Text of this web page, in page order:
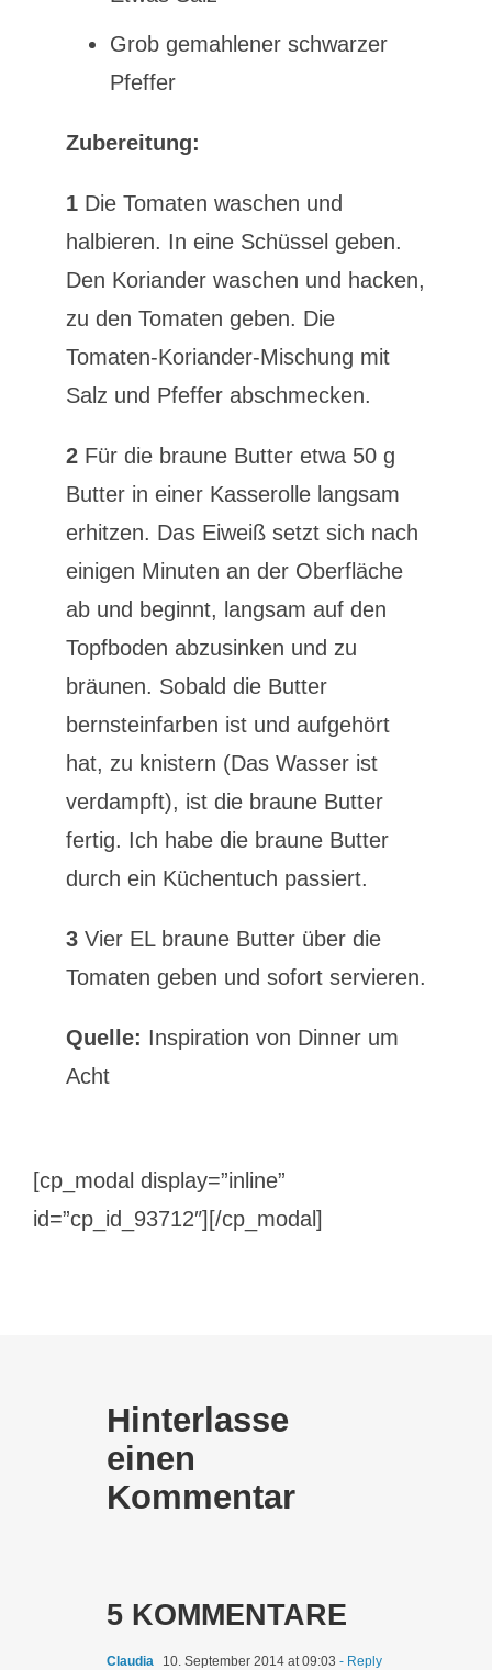
Grob gemahlener schwarzer
Pfeffer
Zubereitung:
1Die Tomaten waschen und
halbieren. In eine Schüssel geben.
Den Koriander waschen und hacken,
zu den Tomaten geben. Die
Tomaten-Koriander-Mischung mit
Salz und Pfeffer abschmecken.
2Für die braune Butter etwa 50 g
Butter in einer Kasserolle langsam
erhitzen. Das Eiweiß setzt sich nach
einigen Minuten an der Oberfläche
ab und beginnt, langsam auf den
Topfboden abzusinken und zu
bräunen. Sobald die Butter
bernsteinfarben ist und aufgehört
hat, zu knistern (Das Wasser ist
verdampft), ist die braune Butter
fertig. Ich habe die braune Butter
durch ein Küchentuch passiert.
3Vier EL braune Butter über die
Tomaten geben und sofort servieren.
Quelle: Inspiration von Dinner um
Acht
[cp_modal display=”inline”
id=”cp_id_93712″][/cp_modal]
Hinterlasse
einen
Kommentar
5 KOMMENTARE
Claudia 10. September 2014 at 09:03 - Reply